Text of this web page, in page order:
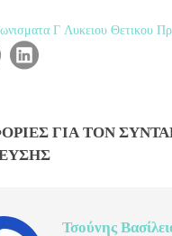
Γ Λυκειου Θετικου
ΓΙΑ ΤΟΝ
Τσούνης